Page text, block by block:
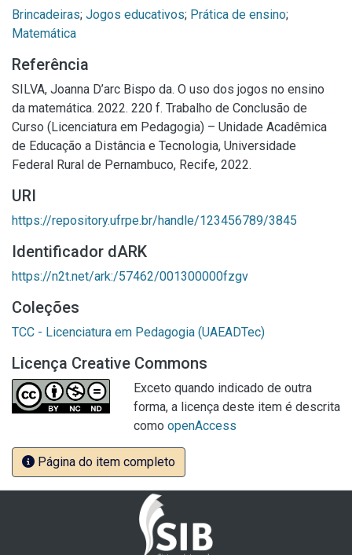
Brincadeiras; Jogos educativos; Prática de ensino;
Matemática
Referência
SILVA, Joanna D’arc Bispo da. O uso dos jogos no ensino
da matemática. 2022. 220 f. Trabalho de Conclusão de
Curso (Licenciatura em Pedagogia) – Unidade Acadêmica
de Educação a Distância e Tecnologia, Universidade
Federal Rural de Pernambuco, Recife, 2022.
URI
https://repository.ufrpe.br/handle/123456789/3845
Identificador dARK
https://n2t.net/ark:/57462/001300000fzgv
Coleções
TCC - Licenciatura em Pedagogia (UAEADTec)
Licença Creative Commons
Exceto quando indicado de outra
forma, a licença deste item é descrita
como openAccess
Página do item completo